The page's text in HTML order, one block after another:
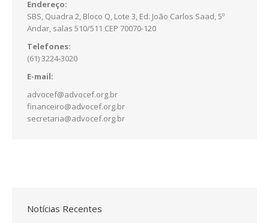
Endereço:
SBS, Quadra 2, Bloco Q, Lote 3, Ed. João Carlos Saad, 5º
Andar, salas 510/511 CEP 70070-120
Telefones:
(61) 3224-3020
E-mail:
advocef@advocef.org.br
financeiro@advocef.org.br
secretaria@advocef.org.br
Notícias Recentes